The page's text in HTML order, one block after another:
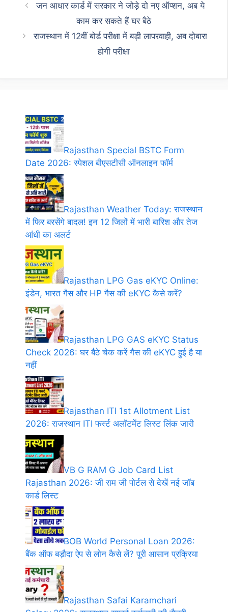
जन आधार कार्ड में सरकार ने जोड़े दो नए ऑप्शन, अब ये
काम कर सकते हैं घर बैठे
राजस्थान में 12वीं बोर्ड परीक्षा में बड़ी लापरवाही, अब दोबारा
होगी परीक्षा
Rajasthan Special BSTC Form
Date 2026: स्पेशल बीएसटीसी ऑनलाइन फॉर्म
Rajasthan Weather Today: राजस्थान
में फिर बरसेंगे बादल! इन 12 जिलों में भारी बारिश और तेज
आंधी का अलर्ट
Rajasthan LPG Gas eKYC Online:
इंडेन, भारत गैस और HP गैस की eKYC कैसे करें?
Rajasthan LPG GAS eKYC Status
Check 2026: घर बैठे चेक करें गैस की eKYC हुई है या
नहीं
Rajasthan ITI 1st Allotment List
2026: राजस्थान ITI फर्स्ट अलॉटमेंट लिस्ट लिंक जारी
VB G RAM G Job Card List
Rajasthan 2026: जी राम जी पोर्टल से देखें नई जॉब
कार्ड लिस्ट
BOB World Personal Loan 2026:
बैंक ऑफ बड़ौदा ऐप से लोन कैसे लें? पूरी आसान प्रक्रिया
Rajasthan Safai Karamchari